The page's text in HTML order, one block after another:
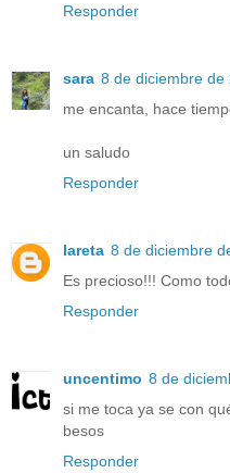
Responder
sara 8 de diciembre de
me encanta, hace
un saludo
Responder
lareta 8 de diciembre
Es precioso!!! Como
Responder
uncentimo 8 de
si me toca ya se con
besos
Responder